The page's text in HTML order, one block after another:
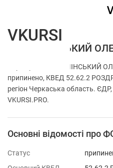
ФОП СІЧІНСЬКИЙ
Перевірка ФОП СІЧІНСЬКИЙ
припинено, КВЕД 52.62.2
регіон Черкаська область. ЄДР,
VKURSI.PRO.
Основні відомості про
Статус
VKURSI